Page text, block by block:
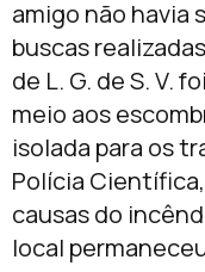
amigo não havia
buscas
de L. G. de S. V.
meio aos
isolada para os
Polícia
causas do
local